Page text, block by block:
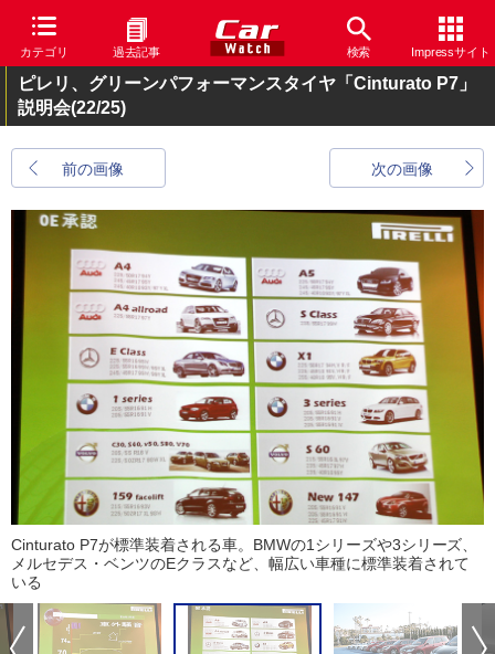
カテゴリ 過去記事 検索 Impressサイト
ピレリ、グリーンパフォーマンスタイヤ「Cinturato P7」
説明会(22/25)
前の画像 次の画像
Cinturato P7が標準装着される車。BMWの1シリーズや3シリーズ、
メルセデス・ベンツのEクラスなど、幅広い車種に標準装着されて
いる